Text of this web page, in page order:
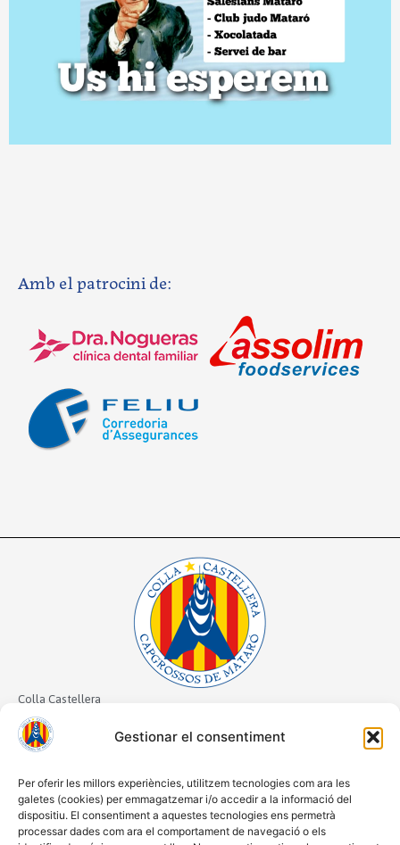
Gestionar el consentiment
Per oferir les millors experiències, utilitzem tecnologies com ara les
galetes (cookies) per emmagatzemar i/o accedir a la informació del
dispositiu. El consentiment a aquestes tecnologies ens permetrà
processar dades com ara el comportament de navegació o els
Amb el patrocini de:
Colla Castellera
Capgrossos de Mataró
CIF: G61063103
08301 Mataró, Barcelona
647 62 53 24